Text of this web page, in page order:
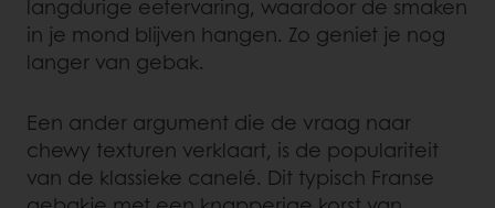
langdurige eetervaring, waardoor de smaken
in je mond blijven hangen. Zo geniet je nog
langer van gebak.
Een ander argument die de vraag naar
chewy texturen verklaart, is de populariteit
van de klassieke canelé. Dit typisch Franse